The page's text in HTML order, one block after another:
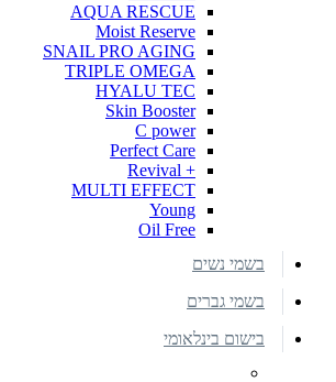
AQUA RESCUE
Moist Reserve
SNAIL PRO AGING
TRIPLE OMEGA
HYALU TEC
Skin Booster
C power
Perfect Care
+ Revival
MULTI EFFECT
Young
Oil Free
בשמי נשים
בשמי גברים
בישום בינלאומי